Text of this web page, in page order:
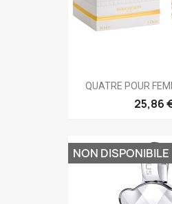
QUATRE POUR
25,86
NON DISPONIBILE